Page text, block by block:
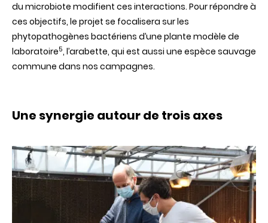
du microbiote modifient ces interactions. Pour répondre à
ces objectifs, le projet se focalisera sur les
phytopathogènes bactériens d’une plante modèle de
laboratoire5, l’arabette, qui est aussi une espèce sauvage
commune dans nos campagnes.
Une synergie autour de trois axes